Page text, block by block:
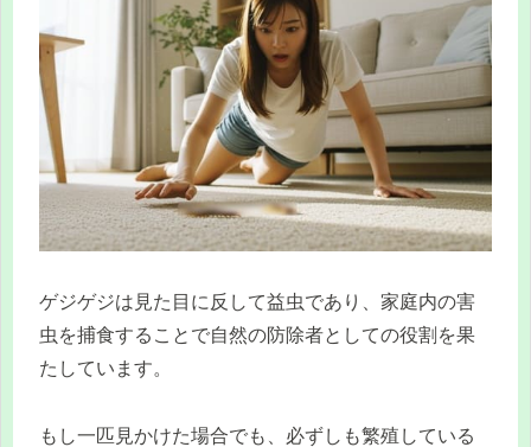
ゲジゲジは見た目に反して益虫であり、家庭内の害
虫を捕食することで自然の防除者としての役割を果
たしています。
もし一匹見かけた場合でも、必ずしも繁殖している